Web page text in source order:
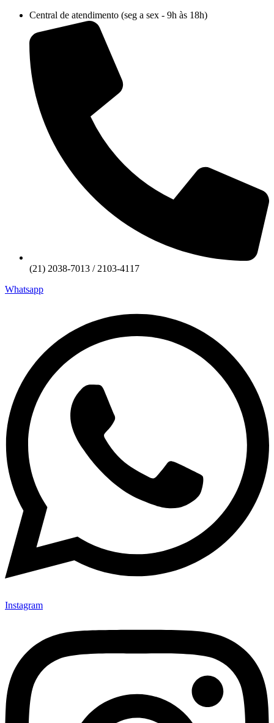
conteúdo
Central de atendimento (seg a sex - 9h às 18h)
(21) 2038-7013 / 2103-4117
Whatsapp
Instagram